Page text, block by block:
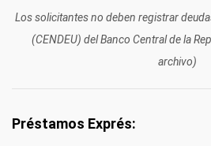
Los solicitantes no deben registrar
(CENDEU) del Banco Central de la
archivo)
Préstamos Exprés: